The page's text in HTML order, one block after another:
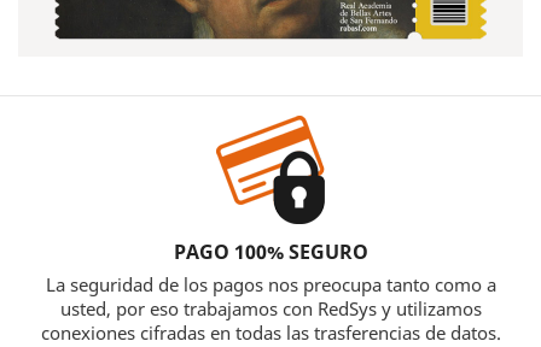
PAGO 100% SEGURO
La seguridad de los pagos nos preocupa tanto como a
usted, por eso trabajamos con RedSys y utilizamos
conexiones cifradas en todas las trasferencias de datos.